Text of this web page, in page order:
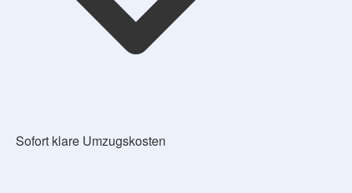
Sofort klare Umzugskosten